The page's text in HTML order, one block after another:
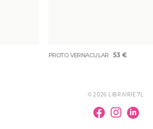
PROTO VERNACULAR 53 €
© 2026 LIBRAIRIE 7L